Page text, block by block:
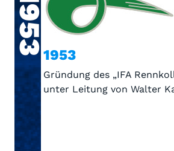
1953
Gründung des „IFA
unter Leitung von Walter